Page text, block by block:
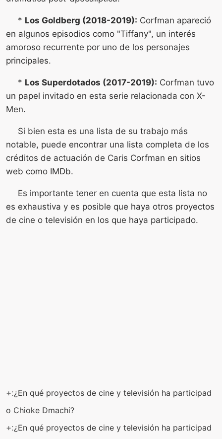
* Los Goldberg (2018-2019): Corfman apareció
en algunos episodios como "Tiffany", un interés
amoroso recurrente por uno de los personajes
principales.
* Los Superdotados (2017-2019): Corfman tuvo
un papel invitado en esta serie relacionada con X-
Men.
Si bien esta es una lista de su trabajo más
notable, puede encontrar una lista completa de los
créditos de actuación de Caris Corfman en sitios
web como IMDb.
Es importante tener en cuenta que esta lista no
es exhaustiva y es posible que haya otros proyectos
de cine o televisión en los que haya participado.
+:¿En qué proyectos de cine y televisión ha participad
o Chioke Dmachi?
+:¿En qué proyectos de cine y televisión ha participad